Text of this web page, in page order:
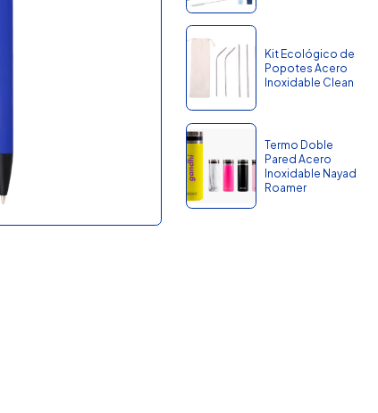
Kit Ecológico de
Popotes Acero
Inoxidable Clean
Termo Doble
Pared Acero
Inoxidable Nayad
Roamer